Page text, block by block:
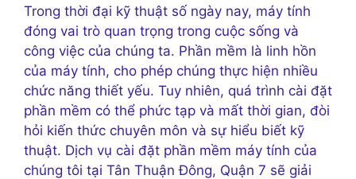
Trong thời đại kỹ thuật số ngày nay, máy tính
đóng vai trò quan trọng trong cuộc sống và
công việc của chúng ta. Phần mềm là linh hồn
của máy tính, cho phép chúng thực hiện nhiều
chức năng thiết yếu. Tuy nhiên, quá trình cài đặt
phần mềm có thể phức tạp và mất thời gian, đòi
hỏi kiến thức chuyên môn và sự hiểu biết kỹ
thuật. Dịch vụ cài đặt phần mềm máy tính của
chúng tôi tại Tân Thuận Đông, Quận 7 sẽ giải